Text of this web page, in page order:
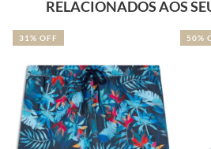
RELACIONADOS AOS
31% OFF 50%